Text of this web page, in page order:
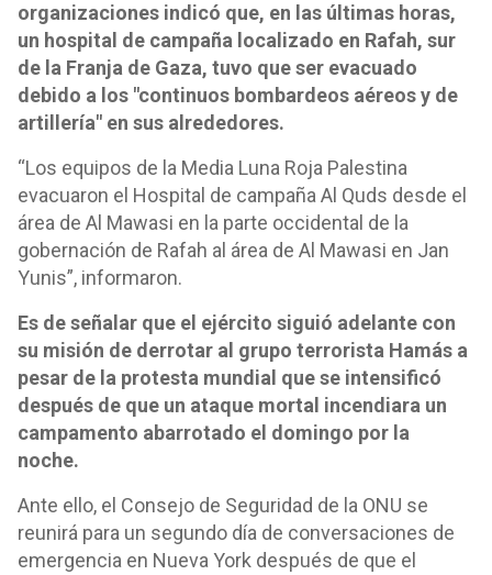
organizaciones indicó que, en las últimas horas,
un hospital de campaña localizado en Rafah, sur
de la Franja de Gaza, tuvo que ser evacuado
debido a los "continuos bombardeos aéreos y de
artillería" en sus alrededores.
“Los equipos de la Media Luna Roja Palestina
evacuaron el Hospital de campaña Al Quds desde el
área de Al Mawasi en la parte occidental de la
gobernación de Rafah al área de Al Mawasi en Jan
Yunis”, informaron.
Es de señalar que el ejército siguió adelante con
su misión de derrotar al grupo terrorista Hamás a
pesar de la protesta mundial que se intensificó
después de que un ataque mortal incendiara un
campamento abarrotado el domingo por la
noche.
Ante ello, el Consejo de Seguridad de la ONU se
reunirá para un segundo día de conversaciones de
emergencia en Nueva York después de que el